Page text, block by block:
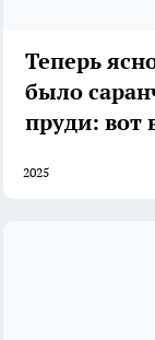
Теперь
было
пруди: вот
2025